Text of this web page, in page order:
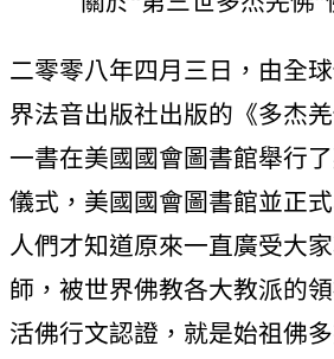
二零零八年四月三日，由全
界法音出版社出版的《多杰
一書在美國國會圖書館舉行
儀式，美國國會圖書館並正
人們才知道原來一直廣受大
師，被世界佛教各大教派的
活佛行文認證，就是始祖佛